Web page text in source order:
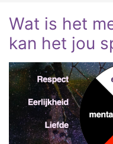
Wat is het
kan het jou